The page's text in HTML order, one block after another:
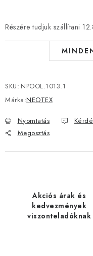
SKU: NPOOL.1013.1
Márka:NEOTEX
Nyomtatás
Megosztás
Akciós árak és
kedvezmények
viszonteladóknak